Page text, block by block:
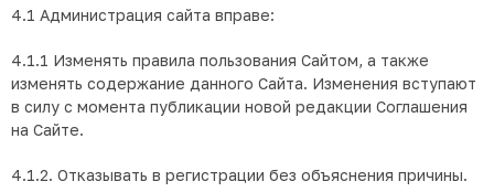
4.1 Администрация сайта вправе:
4.1.1 Изменять правила пользования Сайтом, а также
изменять содержание данного Сайта. Изменения вступают
в силу с момента публикации новой редакции Соглашения
на Сайте.
4.1.2. Отказывать в регистрации без объяснения причины.